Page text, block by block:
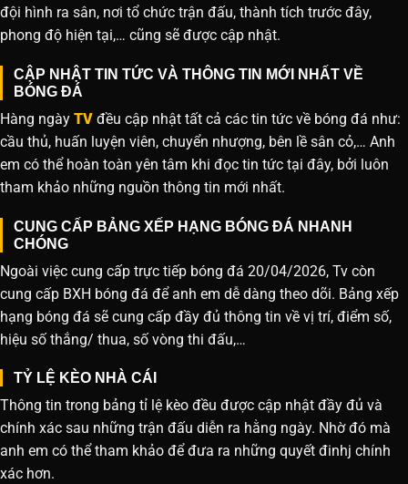
đội hình ra sân, nơi tổ chức trận đấu, thành tích trước đây,
phong độ hiện tại,… cũng sẽ được cập nhật.
CẬP NHẬT TIN TỨC VÀ THÔNG TIN MỚI NHẤT VỀ
BÓNG ĐÁ
Hàng ngày TV đều cập nhật tất cả các tin tức về bóng đá như:
cầu thủ, huấn luyện viên, chuyển nhượng, bên lề sân cỏ,… Anh
em có thể hoàn toàn yên tâm khi đọc tin tức tại đây, bởi luôn
tham khảo những nguồn thông tin mới nhất.
CUNG CẤP BẢNG XẾP HẠNG BÓNG ĐÁ NHANH
CHÓNG
Ngoài việc cung cấp trực tiếp bóng đá 20/04/2026, Tv còn
cung cấp BXH bóng đá để anh em dễ dàng theo dõi. Bảng xếp
hạng bóng đá sẽ cung cấp đầy đủ thông tin về vị trí, điểm số,
hiệu số thắng/ thua, số vòng thi đấu,…
TỶ LỆ KÈO NHÀ CÁI
Thông tin trong bảng tỉ lệ kèo đều được cập nhật đầy đủ và
chính xác sau những trận đấu diễn ra hằng ngày. Nhờ đó mà
anh em có thể tham khảo để đưa ra những quyết đinhj chính
xác hơn.